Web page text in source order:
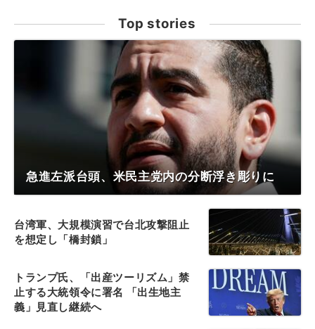
Top stories
急進左派台頭、米民主党内の分断浮き彫りに
台湾軍、大規模演習で台北攻撃阻止
を想定し「橋封鎖」
トランプ氏、「出産ツーリズム」禁
止する大統領令に署名 「出生地主
義」見直し継続へ